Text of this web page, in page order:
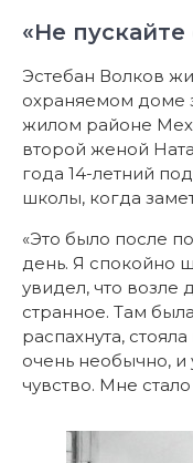
«Не
Эстебан Волков
охраняемом доме
жилом районе
второй женой
года 14-летний
школы, когда
«Это было после
день. Я спокойно
увидел, что возле
странное. Там
распахнута,
очень необычно,
чувство. Мне